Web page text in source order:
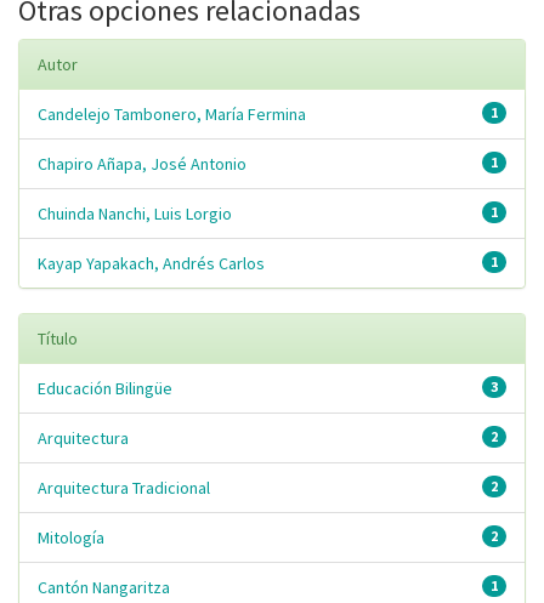
Otras opciones relacionadas
Autor
1
Candelejo Tambonero, María Fermina
1
Chapiro Añapa, José Antonio
1
Chuinda Nanchi, Luis Lorgio
1
Kayap Yapakach, Andrés Carlos
Título
3
Educación Bilingüe
2
Arquitectura
2
Arquitectura Tradicional
2
Mitología
1
Cantón Nangaritza